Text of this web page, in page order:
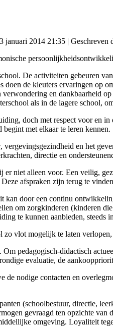
januari 2014 21:35 | Geschreven
De activiteiten gebeuren
de kleuters ervaringen op
en dankbaarheid
als in de lagere school,
doch met respect voor en
met elkaar te leren kennen.
en het
directie en
niet alleen voor. Een veilig,
afspraken zijn terug te
door een continu
om zorgkinderen (kinderen
te kunnen aanbieden, steeds
zo vlot mogelijk te laten
pedagogisch-didactisch
evaluatie, de
nodige contacten en
(schoolbestuur, directie,
gevraagd ten opzichte
omgeving. Loyaliteit